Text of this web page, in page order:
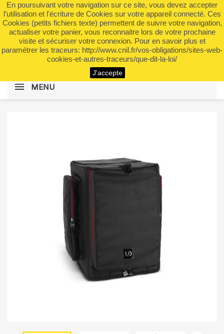
En poursuivant votre navigation sur ce site, vous devez accepter
l’utilisation et l'écriture de Cookies sur votre appareil connecté. Ces
Cookies (petits fichiers texte) permettent de suivre votre navigation,
actualiser votre panier, vous reconnaitre lors de votre prochaine
visite et sécuriser votre connexion. Pour en savoir plus et
paramétrer les traceurs: http://www.cnil.fr/vos-obligations/sites-web-
cookies-et-autres-traceurs/que-dit-la-loi/
J'accepte
 shopping_cart (0)

search
MENU